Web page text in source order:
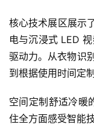
人
智
能
汽
车
核心技术展区展示
电与沉浸式 LED
驱动力。从衣物识
到根据使用时间定
空间定制舒适冷暖
住全方面感受智能